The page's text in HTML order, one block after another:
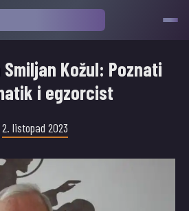
Kožul: Poznati
i egzorcist
2. listopad 2023